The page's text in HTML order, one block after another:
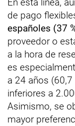
En esta línea,
de pago
españoles (37
proveedor o
a la hora de
es
a 24 años
inferiores a
Asimismo, se
mayor